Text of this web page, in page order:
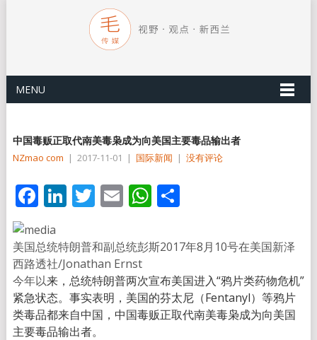
MENU
中国毒贩正取代南美毒枭成为向美国主要毒品输出者
NZmao com | 2017-11-01 | 国际新闻 | 没有评论
Facebook
LinkedIn
Twitter
EmailWhatsApp
分
美国总统特朗普和副总统彭斯2017年8月10号在美国新泽
西路透社/Jonathan Ernst
今年以来，总统特朗普两次宣布美国进入“鸦片类药物危机”
紧急状态。事实表明，美国的芬太尼（Fentanyl）等鸦片
类毒品都来自中国，中国毒贩正取代南美毒枭成为向美国
主要毒品输出者。